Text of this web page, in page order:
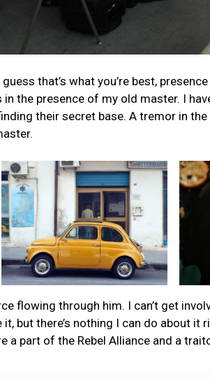
that’s what you’re best,
the presence of my old master. I
their secret base. A tremor in
flowing through him. I can’t get
it, but there’s nothing I can do about it
a part of the Rebel Alliance and a